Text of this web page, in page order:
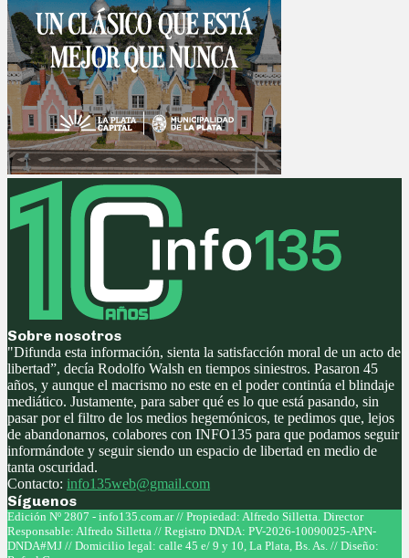
Sobre nosotros
"Difunda esta información, sienta la satisfacción moral de un acto de
libertad”, decía Rodolfo Walsh en tiempos siniestros. Pasaron 45
años, y aunque el macrismo no este en el poder continúa el blindaje
mediático. Justamente, para saber qué es lo que está pasando, sin
pasar por el filtro de los medios hegemónicos, te pedimos que, lejos
de abandonarnos, colabores con INFO135 para que podamos seguir
informándote y seguir siendo un espacio de libertad en medio de
tanta oscuridad.
Contacto: info135web@gmail.com
Síguenos
Facebook
Twitter
Instagram
Youtube
Edición Nº 2807 - info135.com.ar // Propiedad: Alfredo Silletta. Director
Responsable: Alfredo Silletta // Registro DNDA: PV-2026-10090025-APN-
DNDA#MJ // Domicilio legal: calle 45 e/ 9 y 10, La Plata, Bs. As. // Diseño: